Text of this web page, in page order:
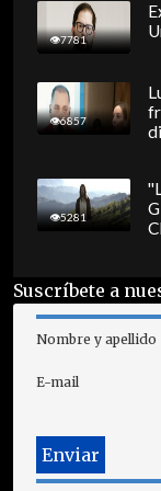
7781
6857
5281
Suscríbete a
Nombre y apellido
E-mail